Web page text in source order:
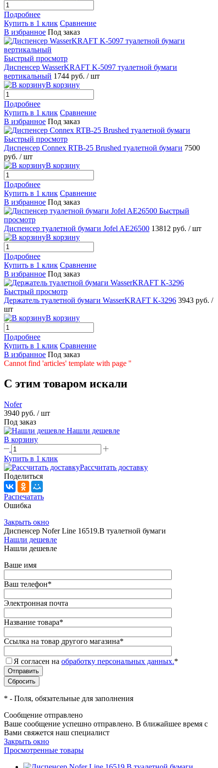
Подробнее
Купить в 1 клик Сравнение
В избранное Под заказ
Быстрый просмотр
Диспенсер WasserKRAFT K-5097 туалетной бумаги
вертикальный 1744 руб. / шт
В корзину
Подробнее
Купить в 1 клик Сравнение
В избранное Под заказ
Быстрый просмотр
Диспенсер Connex RTB-25 Brushed туалетной бумаги 7500
руб. / шт
В корзину
Подробнее
Купить в 1 клик Сравнение
В избранное Под заказ
Быстрый
просмотр
Диспенсер туалетной бумаги Jofel AE26500 13812 руб. / шт
В корзину
Подробнее
Купить в 1 клик Сравнение
В избранное Под заказ
Быстрый просмотр
Держатель туалетной бумаги WasserKRAFT К-3296 3943 руб. /
шт
В корзину
Подробнее
Купить в 1 клик Сравнение
В избранное Под заказ
Cannot find 'articles' template with page ''
C этим товаром искали
Nofer
3940 руб. / шт
Под заказ
Нашли дешевле
В корзину
Купить в 1 клик
Рассчитать доставку
Поделиться
Распечатать
Ошибка
Закрыть окно
Диспенсер Nofer Line 16519.B туалетной бумаги
Нашли дешевле
Нашли дешевле
Ваше имя
Ваш телефон*
Электронная почта
Название товара*
Ссылка на товар другого магазина*
Я согласен на обработку персональных данных.*
* - Поля, обязательные для заполнения
Сообщение отправлено
Ваше сообщение успешно отправлено. В ближайшее время с
Вами свяжется наш специалист
Закрыть окно
Просмотренные товары